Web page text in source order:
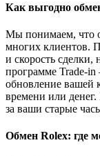
Как выгодно
Мы понимаем, что
многих клиентов.
и скорость
программе Trade-in
обновление вашей
времени или
за ваши старые
Обмен Rolex: где